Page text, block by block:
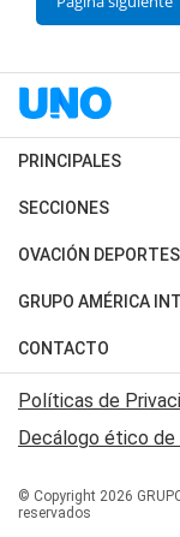
PRINCIPALES
Últimas Noticias
Política
Judiciales
Economia
SECCIONES
Horóscopo
Motores
Trucos caseros
Series y Películas
Edictos y Solicitadas
OVACIÓN DEPORTES
Fútbol
Mundial
Automovilismo
Rugby
Básquet
GRUPO AMÉRICA
Canal 7 en Vivo
San Juan 8
CONTACTO
Acerca de Nosotros
Contactanos
Políticas de
Decálogo ético de
© Copyright 2026
reservados